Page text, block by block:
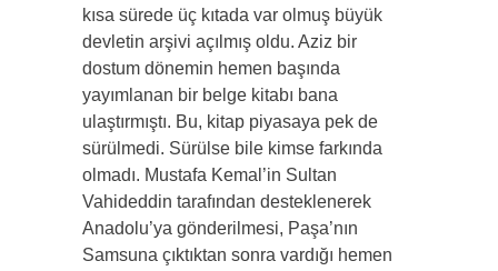
kısa sürede üç kıtada var olmuş büyük
devletin arşivi açılmış oldu. Aziz bir
dostum dönemin hemen başında
yayımlanan bir belge kitabı bana
ulaştırmıştı. Bu, kitap piyasaya pek de
sürülmedi. Sürülse bile kimse farkında
olmadı. Mustafa Kemal’in Sultan
Vahideddin tarafından desteklenerek
Anadolu’ya gönderilmesi, Paşa’nın
Samsuna çıktıktan sonra vardığı hemen